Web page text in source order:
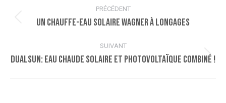
article
PRÉCÉDENT
Article
:
Un chauffe-eau solaire Wagner à Longages
SUIVANT
Article
DUALSUN: eau chaude solaire et photovoltaïque combiné !